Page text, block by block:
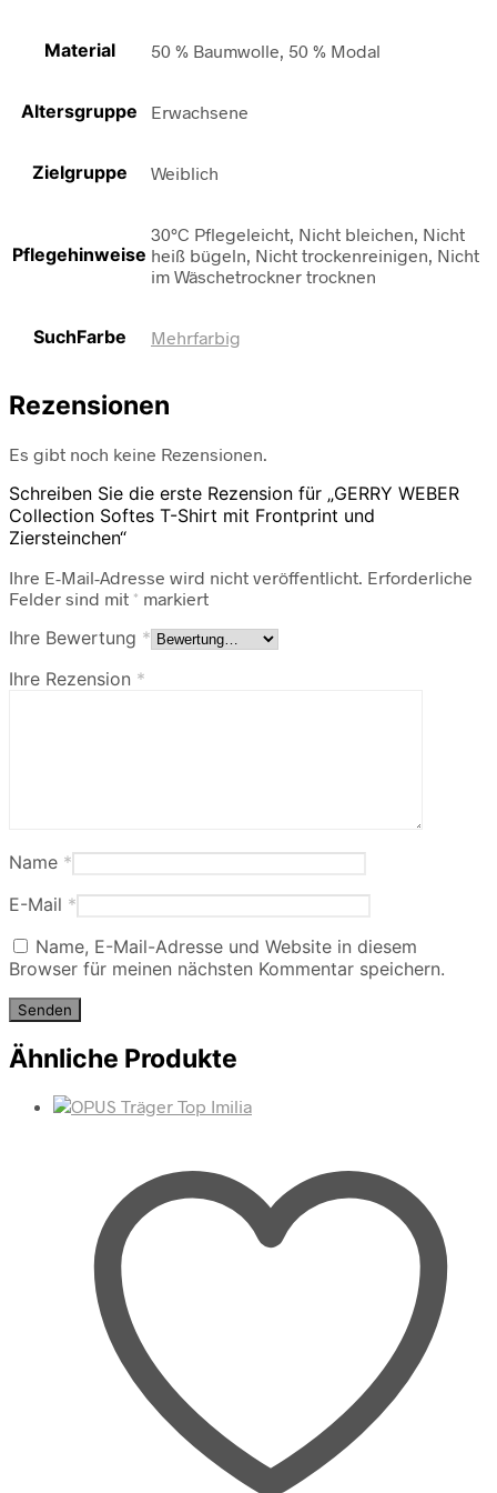
Material 50 % Baumwolle, 50 % Modal
Altersgruppe Erwachsene
Zielgruppe Weiblich
Pflegehinweise
30°C Pflegeleicht, Nicht bleichen, Nicht
heiß bügeln, Nicht trockenreinigen, Nicht
im Wäschetrockner trocknen
SuchFarbe Mehrfarbig
Rezensionen
Es gibt noch keine Rezensionen.
Schreiben Sie die erste Rezension für „GERRY WEBER
Collection Softes T-Shirt mit Frontprint und
Ziersteinchen“
Ihre E-Mail-Adresse wird nicht veröffentlicht. Erforderliche
Felder sind mit * markiert
Ihre Bewertung *
Ihre Rezension *
Name *
E-Mail *
Name, E-Mail-Adresse und Website in diesem
Browser für meinen nächsten Kommentar speichern.
Ähnliche Produkte